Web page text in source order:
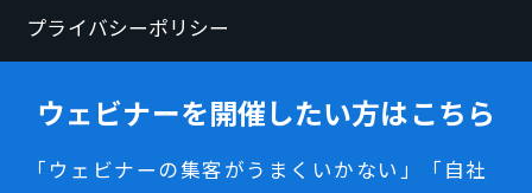
プライバシーポリシー
ウェビナーを開催したい方はこちら
「ウェビナーの集客がうまくいかない」「自社